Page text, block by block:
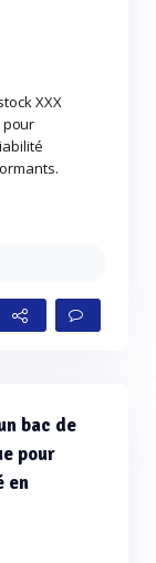
XXX
pour
bac de
pour
en